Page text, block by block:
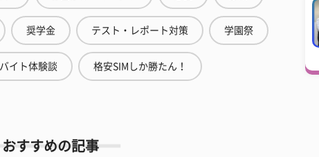
奨学金 テスト・レポート対策 学園祭
バイト体験談 格安SIMしか勝たん！
おすすめの記事